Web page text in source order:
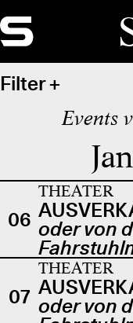
Filter
Events
06
THEATER
oder von
07
THEATER
oder von